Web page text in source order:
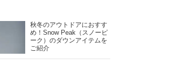
秋冬のアウトドアにおすす
め！Snow Peak（スノーピ
ーク）のダウンアイテムを
ご紹介